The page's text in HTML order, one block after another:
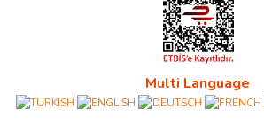
Multi Language